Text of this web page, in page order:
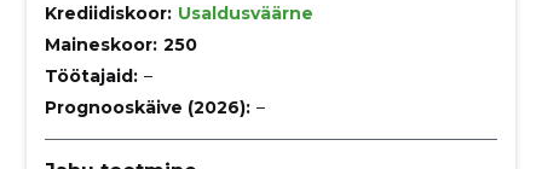
Krediidiskoor: Usaldusväärne
Maineskoor: 250
Töötajaid: –
Prognooskäive (2026): –